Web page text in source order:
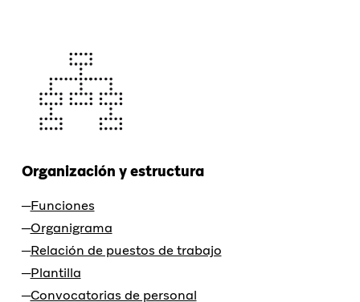
Organización y estructura
Funciones
Organigrama
Relación de puestos de trabajo
Plantilla
Convocatorias de personal